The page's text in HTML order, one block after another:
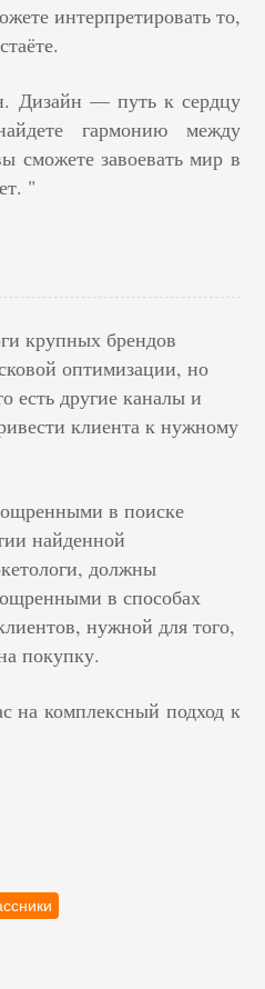
интерпретировать то,
Дизайн — путь к сердцу
гармонию между
сможете завоевать мир в
"
крупных брендов
оптимизации, но
есть другие каналы и
клиента к нужному
в поиске
найденной
должны
в способах
нужной для того,
покупку.
на комплексный подход к